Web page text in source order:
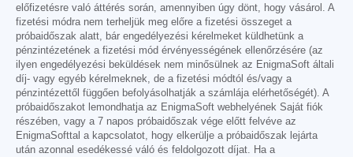
előfizetésre való áttérés során, amennyiben úgy dönt, hogy vásárol. A
fizetési módra nem terheljük meg előre a fizetési összeget a
próbaidőszak alatt, bár engedélyezési kérelmeket küldhetünk a
pénzintézetének a fizetési mód érvényességének ellenőrzésére (az
ilyen engedélyezési beküldések nem minősülnek az EnigmaSoft általi
díj- vagy egyéb kérelmeknek, de a fizetési módtól és/vagy a
pénzintézettől függően befolyásolhatják a számlája elérhetőségét). A
próbaidőszakot lemondhatja az EnigmaSoft webhelyének Saját fiók
részében, vagy a 7 napos próbaidőszak vége előtt felvéve az
EnigmaSofttal a kapcsolatot, hogy elkerülje a próbaidőszak lejárta
után azonnal esedékessé váló és feldolgozott díjat. Ha a